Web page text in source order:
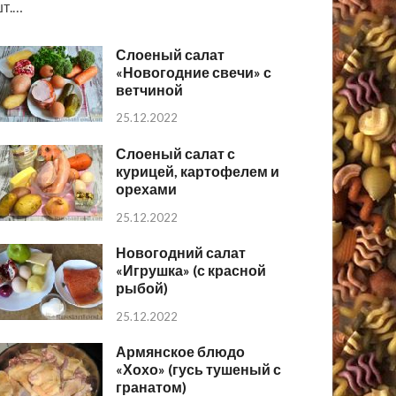
Слоеный салат
«Новогодние свечи» с
ветчиной
25.12.2022
Слоеный салат с
курицей, картофелем и
орехами
25.12.2022
Новогодний салат
«Игрушка» (с красной
рыбой)
25.12.2022
Армянское блюдо
«Хохо» (гусь тушеный с
гранатом)